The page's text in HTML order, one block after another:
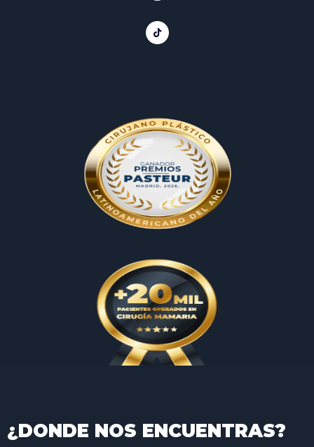
¿DONDE NOS ENCUENTRAS?